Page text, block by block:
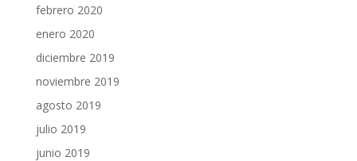
febrero 2020
enero 2020
diciembre 2019
noviembre 2019
agosto 2019
julio 2019
junio 2019